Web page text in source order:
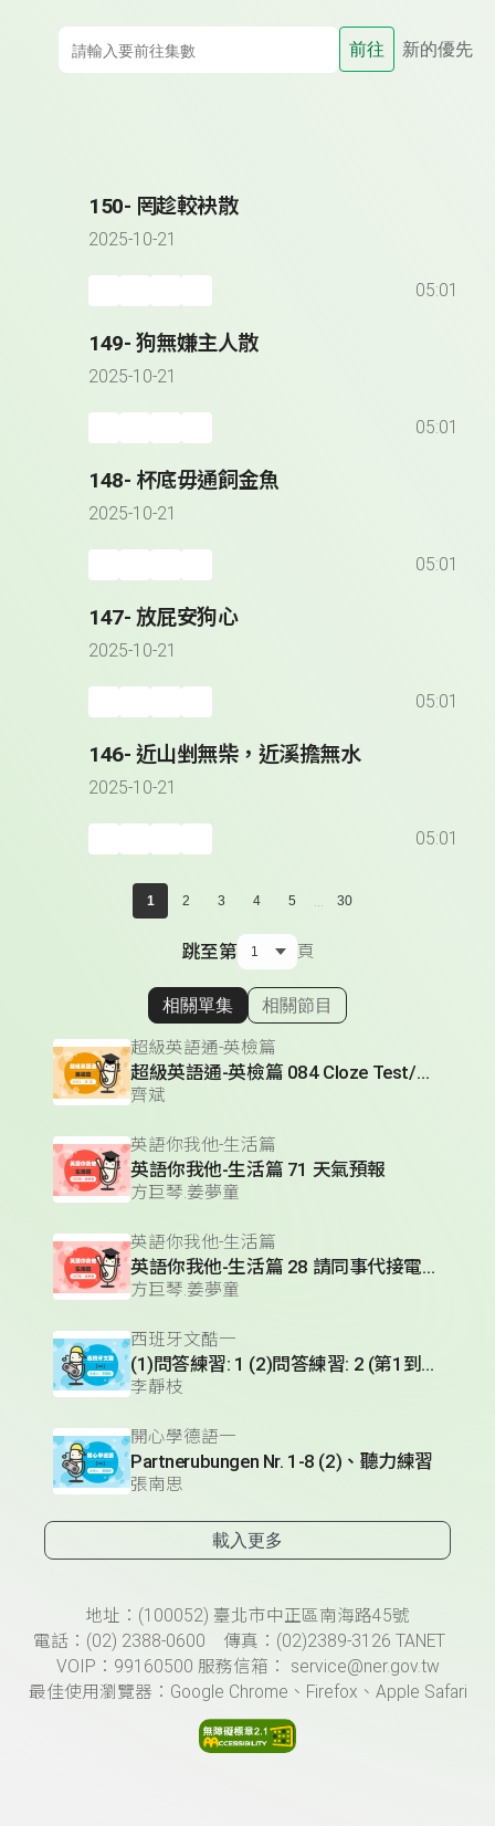
前往 新的優先
150- 罔趁較袂散
2025-10-21
05:01
149- 狗無嫌主人散
2025-10-21
05:01
148- 杯底毋通飼金魚
2025-10-21
05:01
147- 放屁安狗心
2025-10-21
05:01
146- 近山剉無柴，近溪擔無水
2025-10-21
05:01
1 2 3 4 5 ... 30
跳至第 頁
顯示相關單集
相關單集 相關節目
超級英語通-英檢篇
超級英語通-英檢篇 084 Cloze Test/段落填空-14
齊斌
英語你我他-生活篇
英語你我他-生活篇 71 天氣預報
方巨琴.姜夢童
英語你我他-生活篇
英語你我他-生活篇 28 請同事代接電話(1)
方巨琴.姜夢童
西班牙文酷一
(1)問答練習: 1 (2)問答練習: 2 (第1到3題) (3)實用短句單元 (Hablando en plata)- 火車篇 (II)
李靜枝
開心學德語一
Partnerubungen Nr. 1-8 (2)、聽力練習
張南思
載入更多
頁尾資訊地址：(100052) 臺北市中正區南海路45號
電話：(02) 2388-0600 傳真：(02)2389-3126 TANET
VOIP：99160500 服務信箱： service@ner.gov.tw
最佳使用瀏覽器：Google Chrome、Firefox、Apple Safari